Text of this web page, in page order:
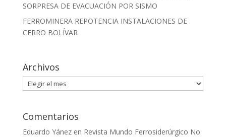
SORPRESA DE EVACUACIÓN POR SISMO
FERROMINERA REPOTENCIA INSTALACIONES DE
CERRO BOLÍVAR
Archivos
Archivos
Comentarios
Eduardo Yánezen Revista Mundo Ferrosiderúrgico No